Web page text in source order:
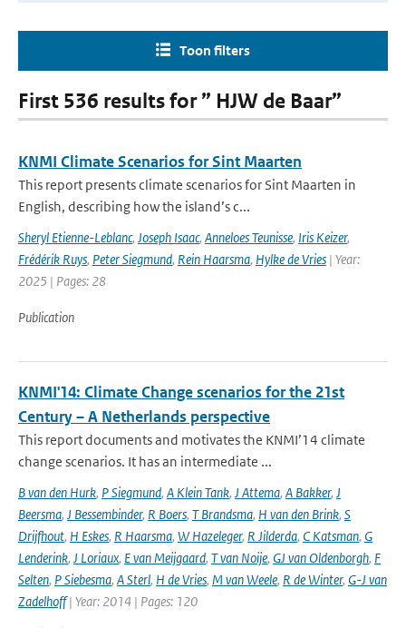
Toon filters
First 536 results for ” HJW de Baar”
KNMI Climate Scenarios for Sint Maarten
This report presents climate scenarios for Sint Maarten in
English, describing how the island’s c...
Sheryl Etienne-Leblanc, Joseph Isaac, Anneloes Teunisse, Iris Keizer,
Frédérik Ruys, Peter Siegmund, Rein Haarsma, Hylke de Vries | Year:
2025 | Pages: 28
Publication
KNMI'14: Climate Change scenarios for the 21st
Century – A Netherlands perspective
This report documents and motivates the KNMI’14 climate
change scenarios. It has an intermediate ...
B van den Hurk, P Siegmund, A Klein Tank, J Attema, A Bakker, J
Beersma, J Bessembinder, R Boers, T Brandsma, H van den Brink, S
Drijfhout, H Eskes, R Haarsma, W Hazeleger, R Jilderda, C Katsman, G
Lenderink, J Loriaux, E van Meijgaard, T van Noije, GJ van Oldenborgh, F
Selten, P Siebesma, A Sterl, H de Vries, M van Weele, R de Winter, G-J van
Zadelhoff| Year: 2014 | Pages: 120